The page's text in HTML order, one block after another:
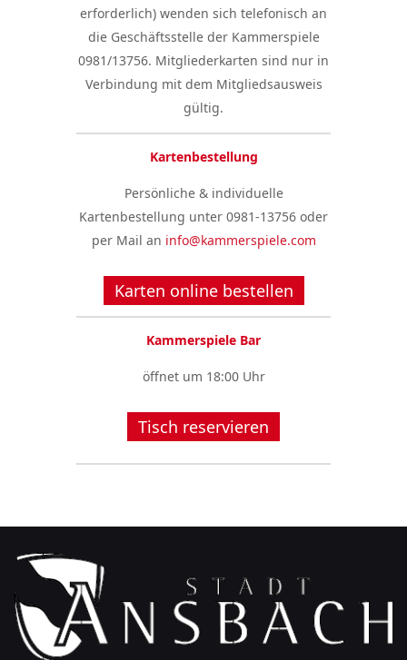
erforderlich) wenden sich telefonisch an
die Geschäftsstelle der Kammerspiele
0981/13756. Mitgliederkarten sind nur in
Verbindung mit dem Mitgliedsausweis
gültig.
Kartenbestellung
Persönliche & individuelle
Kartenbestellung unter 0981-13756 oder
per Mail an info@kammerspiele.com
Karten online bestellen
Kammerspiele Bar
öffnet um 18:00 Uhr
Tisch reservieren